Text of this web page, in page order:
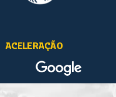
ACELERAÇÃO